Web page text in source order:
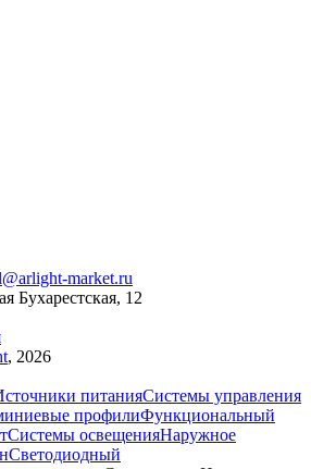
market.ru
Бухарестская, 12
, 2026
питанияСистемы управления
профилиФункциональный
Системы освещенияНаружное
Светодиодный